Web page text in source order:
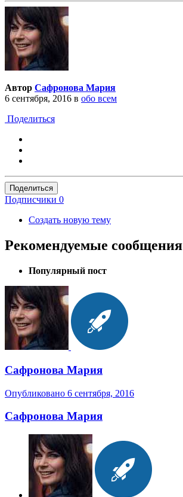
Автор Сафронова Мария
6 сентября, 2016 в обо всем
Поделиться
Поделиться
Подписчики 0
Создать новую тему
Рекомендуемые сообщения
Популярный пост
Сафронова Мария
Опубликовано 6 сентября, 2016
Сафронова Мария